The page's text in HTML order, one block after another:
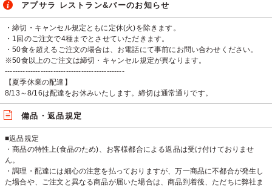
アプサラ レストラン&バーのお知らせ
・締切・キャンセル規定ともに定休(火)を除きます。
・1回のご注文で4種までとさせていただきます。
・50食を超えるご注文の場合は、お電話にて事前にお問い合わせください。
※50食以上のご注文は締切・キャンセル規定が異なります。
-----------------------------------------------
【夏季休業の配達】
8/13～8/16は配達をお休みいたします。締切は通常通りです。
備品・返品規定
■返品規定
・商品の特性上(食品のため)、お客様都合による返品は受け付けておりませ
ん。
・調理・配達には細心の注意を払っておりますが、万一商品に不都合が発生し
た場合や、ご注文と異なる商品が届いた場合は、商品到着後、ただちに弊社ま